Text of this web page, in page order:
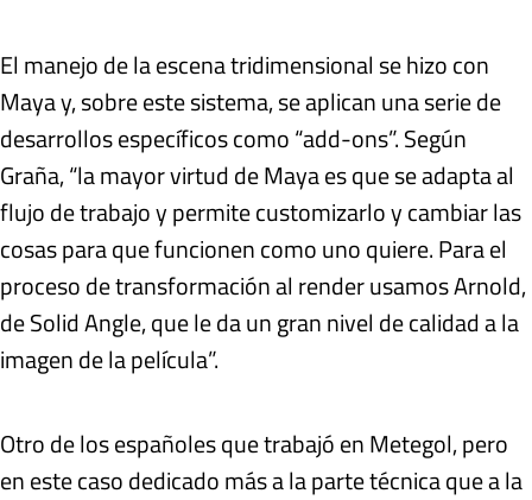
El manejo de la escena tridimensional se hizo con
Maya y, sobre este sistema, se aplican una serie de
desarrollos específicos como “add-ons”. Según
Graña, “la mayor virtud de Maya es que se adapta al
flujo de trabajo y permite customizarlo y cambiar las
cosas para que funcionen como uno quiere. Para el
proceso de transformación al render usamos Arnold,
de Solid Angle, que le da un gran nivel de calidad a la
imagen de la película”.
Otro de los españoles que trabajó en Metegol, pero
en este caso dedicado más a la parte técnica que a la